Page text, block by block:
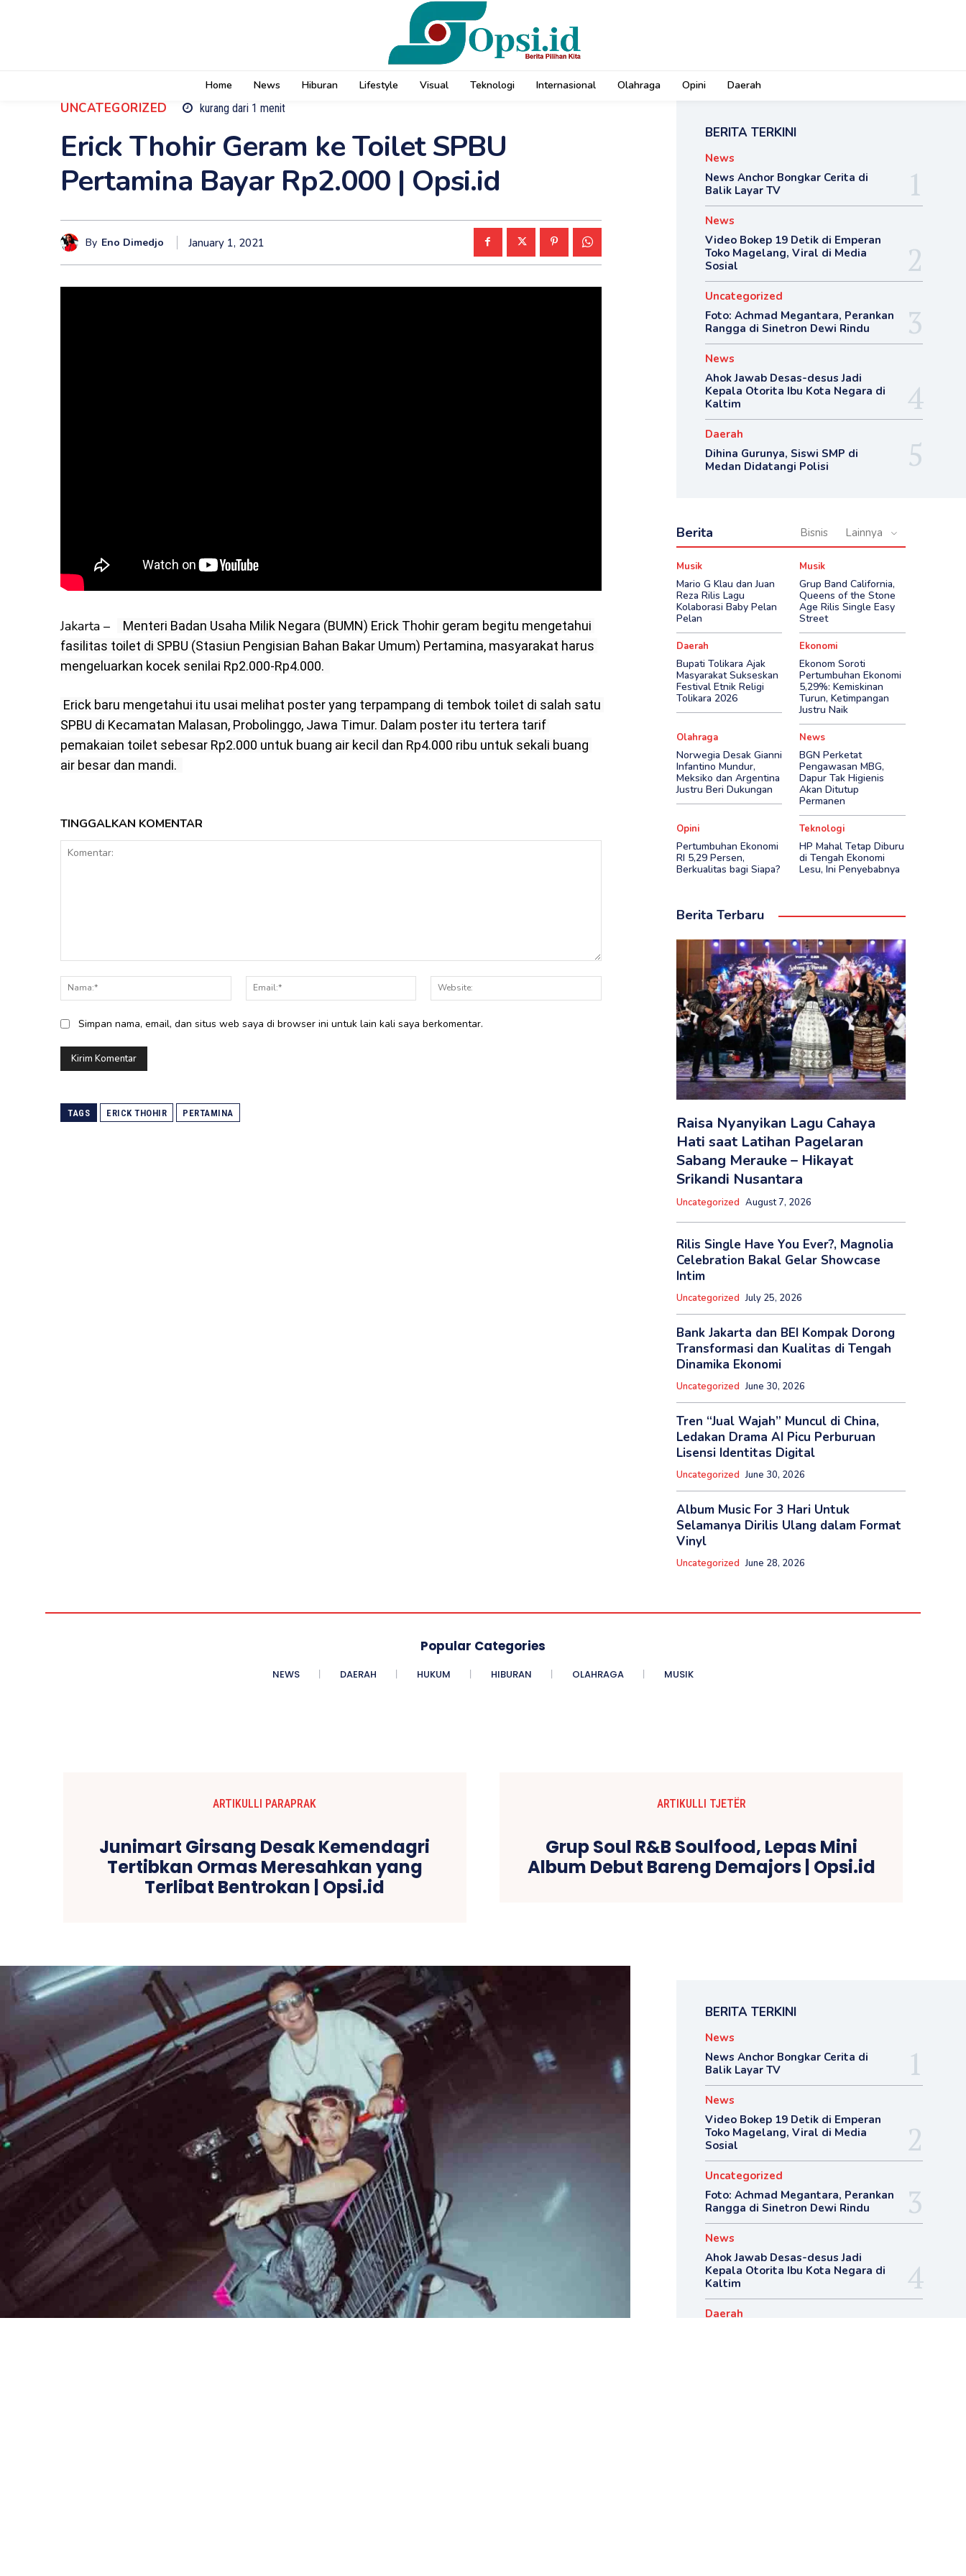
Home News Hiburan Lifestyle Visual Teknologi Internasional Olahraga Opini Daerah
UNCATEGORIZED kurang dari 1 menit
Erick Thohir Geram ke Toilet SPBU
Pertamina Bayar Rp2.000 | Opsi.id
By Eno Dimedjo January 1, 2021
Jakarta –
  Menteri Badan Usaha Milik Negara (BUMN) Erick Thohir geram begitu mengetahui
fasilitas toilet di SPBU (Stasiun Pengisian Bahan Bakar Umum) Pertamina, masyarakat harus
mengeluarkan kocek senilai Rp2.000-Rp4.000.
SPBU di Kecamatan Malasan, Probolinggo, Jawa Timur. Dalam poster itu tertera tarif
pemakaian toilet sebesar Rp2.000 untuk buang air kecil dan Rp4.000 ribu untuk sekali buang
air besar dan mandi.
TINGGALKAN KOMENTAR
Nama:*
Email:*
Simpan nama, email, dan situs web saya di browser ini untuk lain kali saya berkomentar.
TAGS ERICK THOHIR PERTAMINA
BERITA TERKINI
News
News Anchor Bongkar Cerita di
Balik Layar TV
News
Video Bokep 19 Detik di Emperan
Toko Magelang, Viral di Media
Sosial
Uncategorized
Foto: Achmad Megantara, Perankan
Rangga di Sinetron Dewi Rindu
News
Ahok Jawab Desas-desus Jadi
Kepala Otorita Ibu Kota Negara di
Kaltim
Daerah
Dihina Gurunya, Siswi SMP di
Medan Didatangi Polisi
Berita Bisnis Lainnya
Musik
Mario G Klau dan Juan
Reza Rilis Lagu
Kolaborasi Baby Pelan
Pelan
Musik
Grup Band California,
Queens of the Stone
Age Rilis Single Easy
Street
Daerah
Bupati Tolikara Ajak
Masyarakat Sukseskan
Festival Etnik Religi
Tolikara 2026
Ekonomi
Ekonom Soroti
Pertumbuhan Ekonomi
5,29%: Kemiskinan
Turun, Ketimpangan
Justru Naik
Olahraga
Norwegia Desak Gianni
Infantino Mundur,
Meksiko dan Argentina
Justru Beri Dukungan
News
BGN Perketat
Pengawasan MBG,
Dapur Tak Higienis
Akan Ditutup
Permanen
Opini
Pertumbuhan Ekonomi
RI 5,29 Persen,
Berkualitas bagi Siapa?
Teknologi
HP Mahal Tetap Diburu
di Tengah Ekonomi
Lesu, Ini Penyebabnya
Berita Terbaru
Raisa Nyanyikan Lagu Cahaya
Hati saat Latihan Pagelaran
Sabang Merauke – Hikayat
Srikandi Nusantara
Uncategorized August 7, 2026
Rilis Single Have You Ever?, Magnolia
Celebration Bakal Gelar Showcase
Intim
Uncategorized July 25, 2026
Bank Jakarta dan BEI Kompak Dorong
Transformasi dan Kualitas di Tengah
Dinamika Ekonomi
Uncategorized June 30, 2026
Tren “Jual Wajah” Muncul di China,
Ledakan Drama AI Picu Perburuan
Lisensi Identitas Digital
Uncategorized June 30, 2026
Album Music For 3 Hari Untuk
Selamanya Dirilis Ulang dalam Format
Vinyl
Uncategorized June 28, 2026
Popular Categories
NEWS DAERAH HUKUM HIBURAN OLAHRAGA MUSIK
ARTIKULLI PARAPRAK
Junimart Girsang Desak Kemendagri
Tertibkan Ormas Meresahkan yang
Terlibat Bentrokan | Opsi.id
ARTIKULLI TJETËR
Grup Soul R&B Soulfood, Lepas Mini
Album Debut Bareng Demajors | Opsi.id